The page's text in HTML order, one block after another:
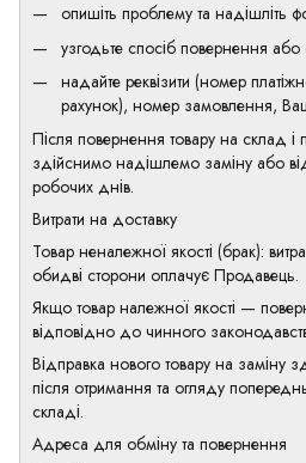
опишіть проблему та надішліть
узгодьте спосіб повернення або
надайте реквізити (номер
рахунок), номер замовлення,
Після повернення товару на склад і
здійснимо надішлемо заміну або
робочих днів.
Витрати на доставку
Товар неналежної якості (брак):
обидві сторони оплачує Продавець.
Якщо товар належної якості —
відповідно до чинного
Відправка нового товару на заміну
після отримання та огляду
складі.
Адреса для обміну та повернення